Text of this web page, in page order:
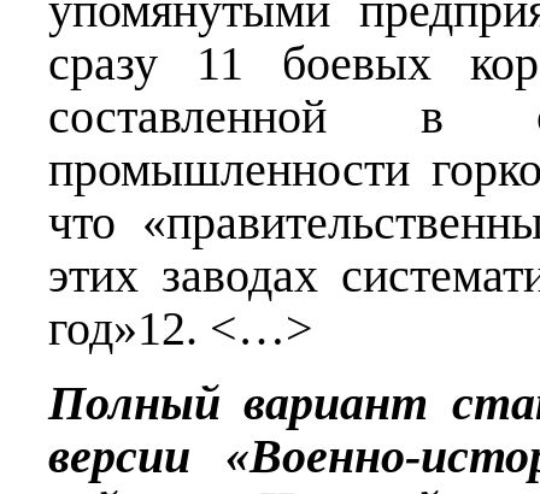
сразу 11 боевых
составленной в
промышленности
что
этих заводах
год»12. <…>
Полный вариант
версии «Военно-